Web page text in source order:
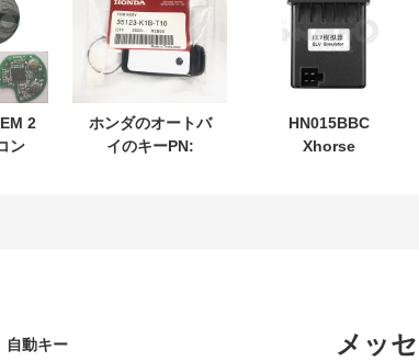
2
ン
ホンダのオートバ
イのキーPN:
HN015BBC
Xhorse
自動キー メッ